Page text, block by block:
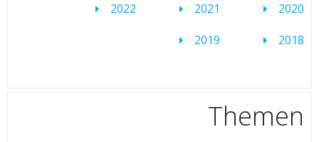
2022
2021
2020
2019
2018
Themen